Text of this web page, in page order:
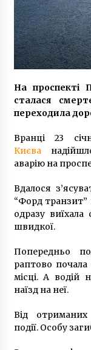
На проспекті
сталася
переходила
Вранці 23
Києва
аварію на
Вдалося
“Форд транзит”
одразу виїхала
швидкої.
Попередньо
раптово
місці. А водій
наїзд на неї.
Від
події. Особу